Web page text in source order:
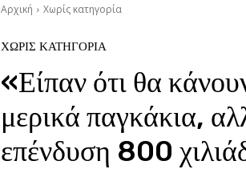
Αρχική Χωρίς κατηγορία
ΧΩΡΊΣ ΚΑΤΗΓΟΡΊΑ
«Είπαν ότι θα
μερικά παγκάκια,
επένδυση 800